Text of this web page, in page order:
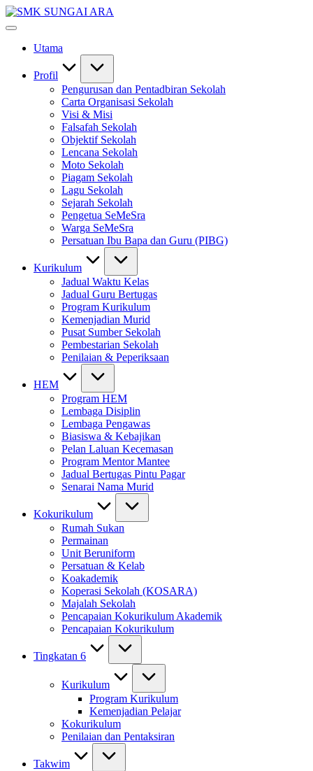
Skip
to
#KetekunanNadiKecemerlangan
#SeMeSradiHati
Utama
Profil
Pengurusan dan Pentadbiran Sekolah
Carta Organisasi Sekolah
Visi & Misi
Falsafah Sekolah
Objektif Sekolah
Lencana Sekolah
Moto Sekolah
Piagam Sekolah
Lagu Sekolah
Sejarah Sekolah
Pengetua SeMeSra
Warga SeMeSra
Persatuan Ibu Bapa dan Guru (PIBG)
Kurikulum
Jadual Waktu Kelas
Jadual Guru Bertugas
Program Kurikulum
Kemenjadian Murid
Pusat Sumber Sekolah
Pembestarian Sekolah
Penilaian & Peperiksaan
HEM
Program HEM
Lembaga Disiplin
Lembaga Pengawas
Biasiswa & Kebajikan
Pelan Laluan Kecemasan
Program Mentor Mantee
Jadual Bertugas Pintu Pagar
Senarai Nama Murid
Kokurikulum
Rumah Sukan
Permainan
Unit Beruniform
Persatuan & Kelab
Koakademik
Koperasi Sekolah (KOSARA)
Majalah Sekolah
Pencapaian Kokurikulum Akademik
Pencapaian Kokurikulum
Tingkatan 6
Kurikulum
Program Kurikulum
Kemenjadian Pelajar
Kokurikulum
Penilaian dan Pentaksiran
Takwim